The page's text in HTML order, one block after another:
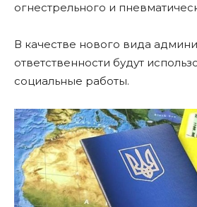
огнестрельного и
В качестве нового вида
ответственности будут
социальные работы.